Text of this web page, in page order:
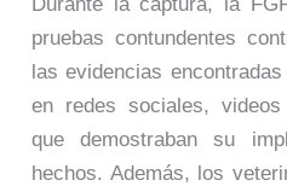
pruebas contundentes
las evidencias
en redes sociales,
que demostraban su
hechos. Además, los